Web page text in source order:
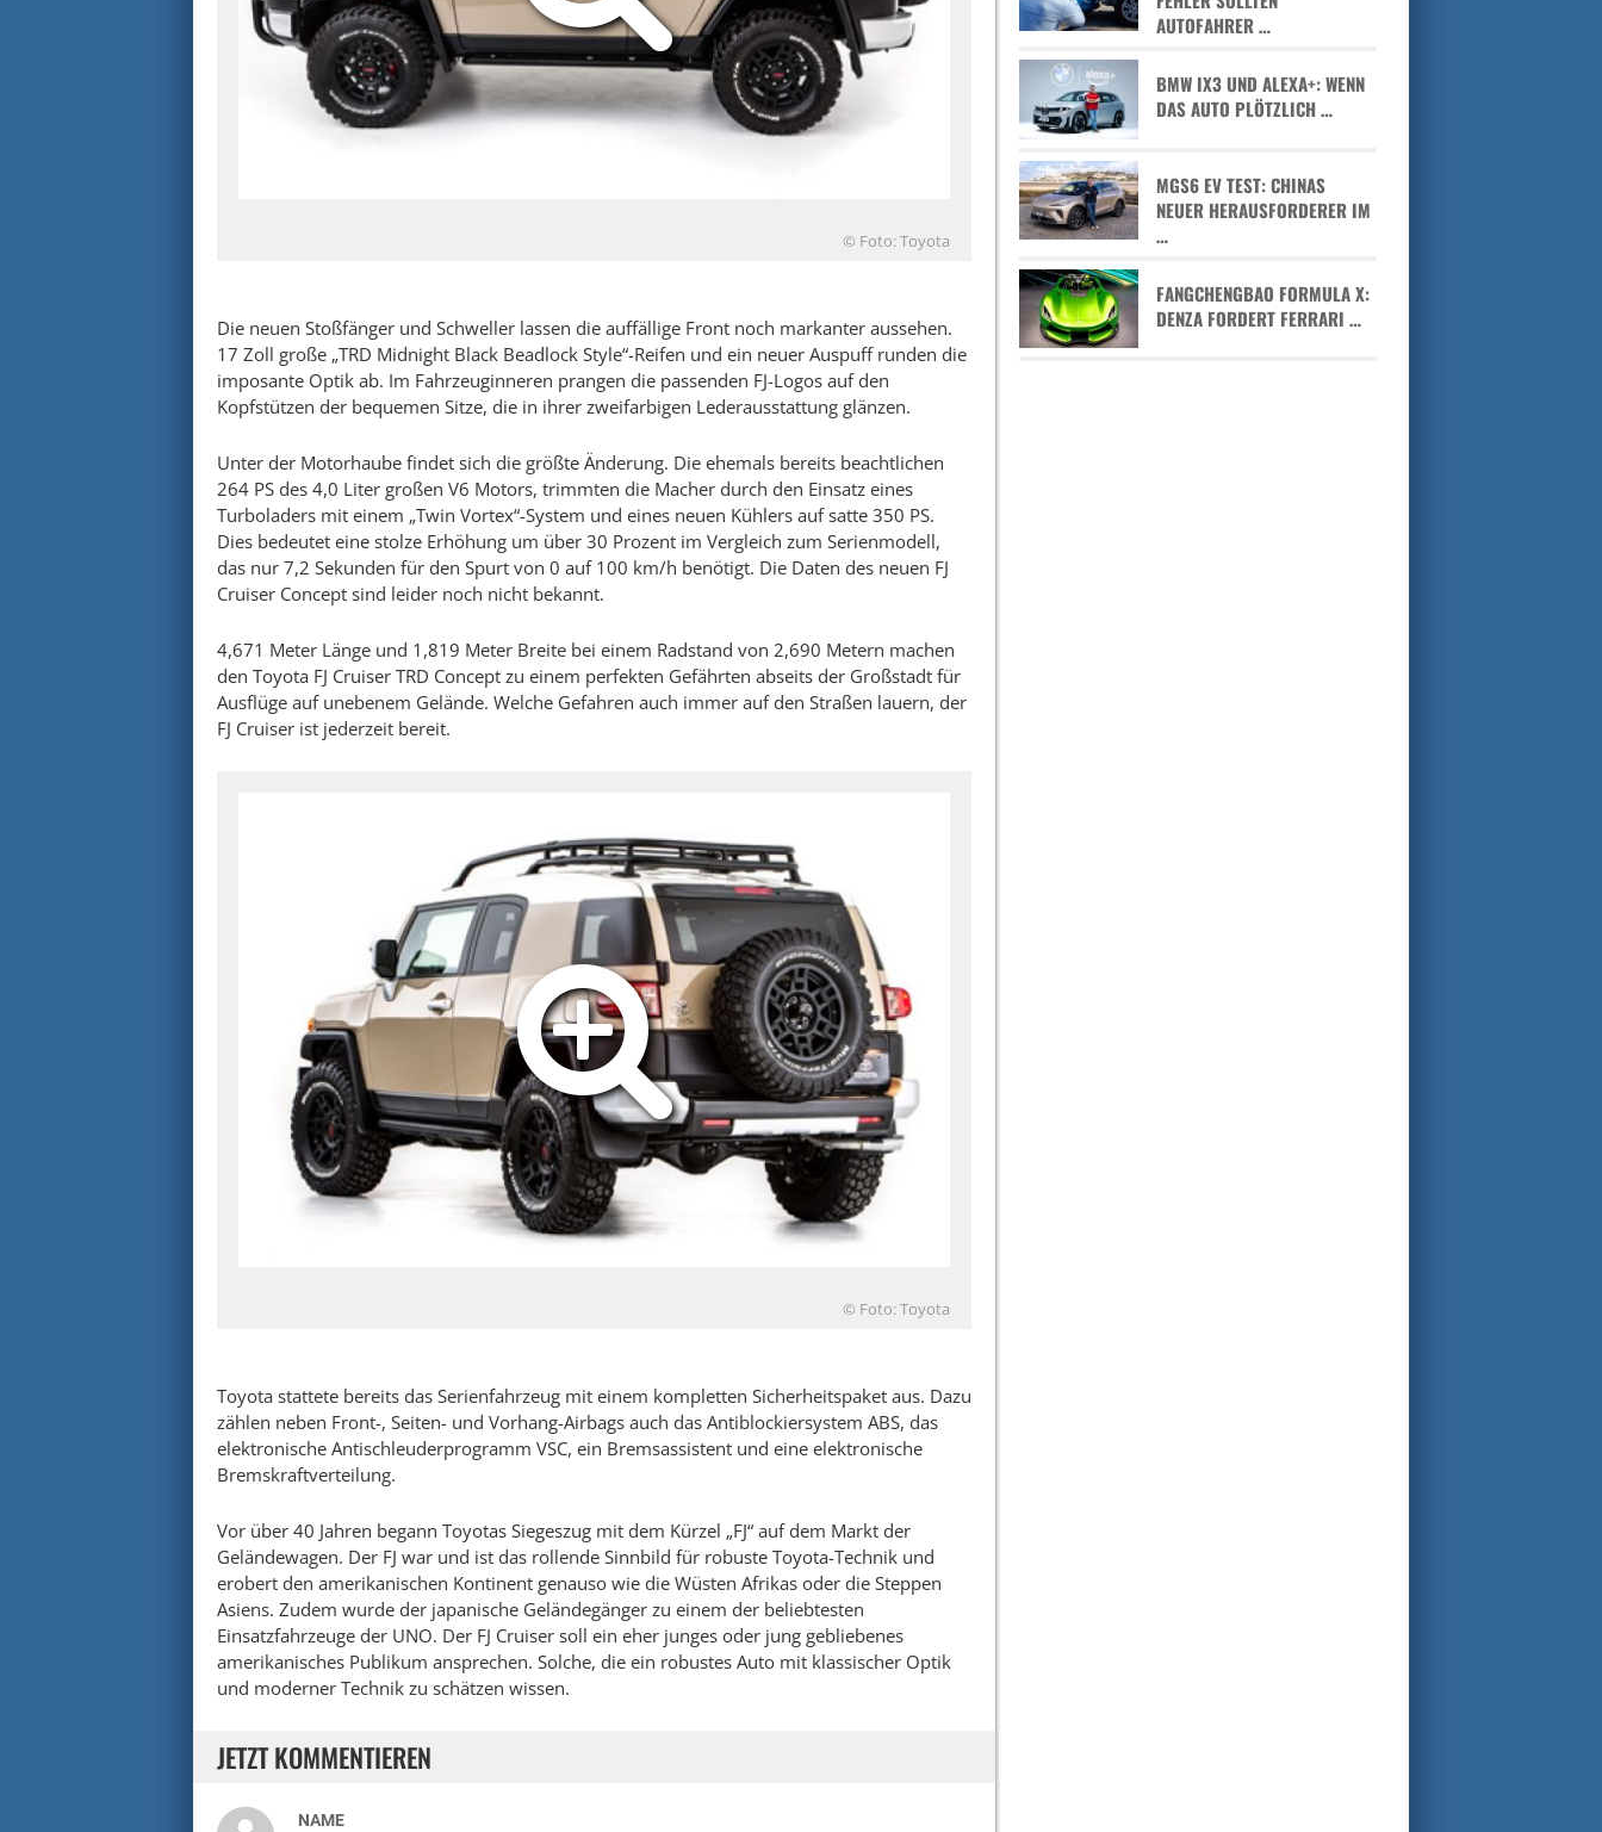
© Foto: Toyota
Die neuen Stoßfänger und Schweller lassen die auffällige Front noch markanter aussehen.
17 Zoll große „TRD Midnight Black Beadlock Style“-Reifen und ein neuer Auspuff runden die
imposante Optik ab. Im Fahrzeuginneren prangen die passenden FJ-Logos auf den
Kopfstützen der bequemen Sitze, die in ihrer zweifarbigen Lederausstattung glänzen.
Unter der Motorhaube findet sich die größte Änderung. Die ehemals bereits beachtlichen
264 PS des 4,0 Liter großen V6 Motors, trimmten die Macher durch den Einsatz eines
Turboladers mit einem „Twin Vortex“-System und eines neuen Kühlers auf satte 350 PS.
Dies bedeutet eine stolze Erhöhung um über 30 Prozent im Vergleich zum Serienmodell,
das nur 7,2 Sekunden für den Spurt von 0 auf 100 km/h benötigt. Die Daten des neuen FJ
Cruiser Concept sind leider noch nicht bekannt.
4,671 Meter Länge und 1,819 Meter Breite bei einem Radstand von 2,690 Metern machen
den Toyota FJ Cruiser TRD Concept zu einem perfekten Gefährten abseits der Großstadt für
Ausflüge auf unebenem Gelände. Welche Gefahren auch immer auf den Straßen lauern, der
FJ Cruiser ist jederzeit bereit.
© Foto: Toyota
Toyota stattete bereits das Serienfahrzeug mit einem kompletten Sicherheitspaket aus. Dazu
zählen neben Front-, Seiten- und Vorhang-Airbags auch das Antiblockiersystem ABS, das
elektronische Antischleuderprogramm VSC, ein Bremsassistent und eine elektronische
Bremskraftverteilung.
Vor über 40 Jahren begann Toyotas Siegeszug mit dem Kürzel „FJ“ auf dem Markt der
Geländewagen. Der FJ war und ist das rollende Sinnbild für robuste Toyota-Technik und
erobert den amerikanischen Kontinent genauso wie die Wüsten Afrikas oder die Steppen
Asiens. Zudem wurde der japanische Geländegänger zu einem der beliebtesten
Einsatzfahrzeuge der UNO. Der FJ Cruiser soll ein eher junges oder jung gebliebenes
amerikanisches Publikum ansprechen. Solche, die ein robustes Auto mit klassischer Optik
und moderner Technik zu schätzen wissen.
JETZT KOMMENTIEREN
NAME
AUTOFAHRER …
BMW IX3 UND ALEXA+: WENN
DAS AUTO PLÖTZLICH …
MGS6 EV TEST: CHINAS
NEUER HERAUSFORDERER IM
…
FANGCHENGBAO FORMULA X:
DENZA FORDERT FERRARI …